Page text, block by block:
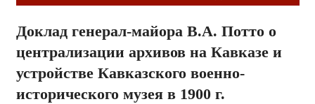
Доклад генерал-майора В.А. Потто о
централизации архивов на Кавказе и
устройстве Кавказского военно-
исторического музея в 1900 г.